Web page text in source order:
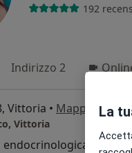
192
Indirizzo 2
Vittoria • Mappa
Vittoria
La